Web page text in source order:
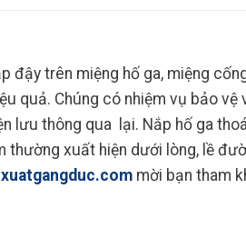
đậy trên miệng hố ga, miệng
quả. Chúng có nhiệm vụ bảo
lưu thông qua lại. Nắp hố ga
thường xuất hiện dưới lòng, lề
mời bạn tham